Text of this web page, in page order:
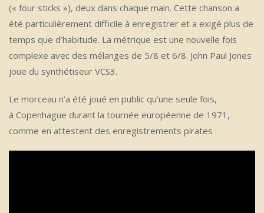
(« four sticks »), deux dans chaque main. Cette chanson a
été particulièrement difficile à enregistrer et a exigé plus de
temps que d’habitude. La métrique est une nouvelle fois
complexe avec des mélanges de 5/8 et 6/8. John Paul Jones
joue du synthétiseur VCS3.
Le morceau n’a été joué en public qu’une seule fois,
à Copenhague durant la tournée européenne de 1971,
comme en attestent des enregistrements pirates :